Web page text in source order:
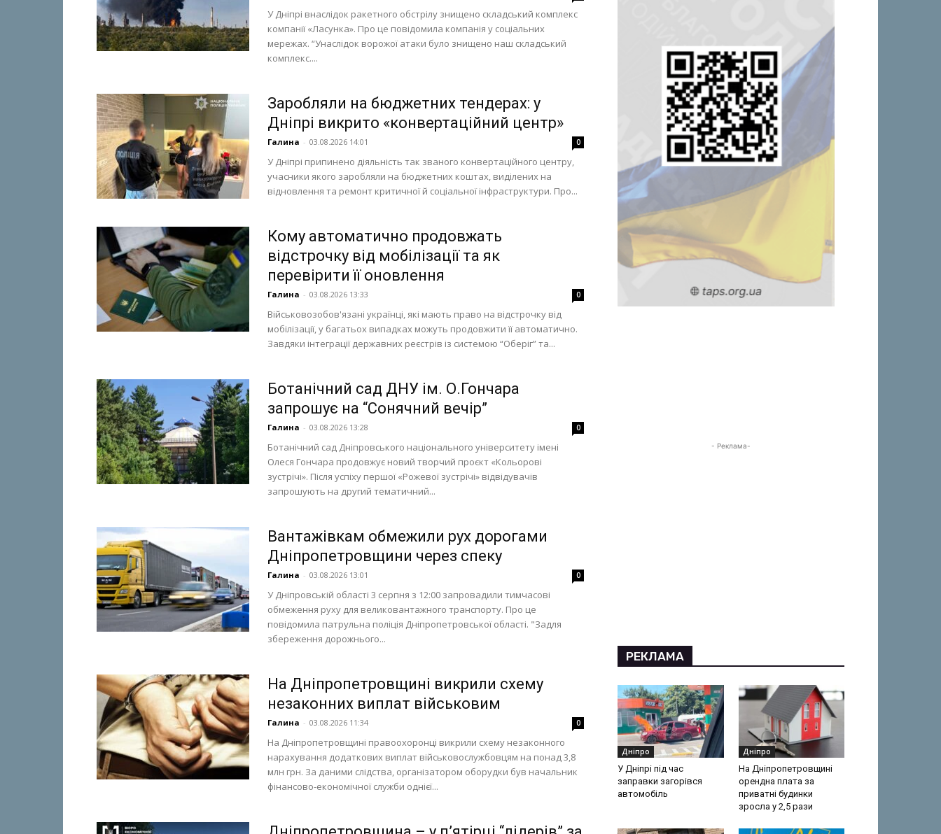
У Дніпрі внаслідок ракетного обстрілу знищено складський комплекс
компанії «Ласунка». Про це повідомила компанія у соціальних
мережах. “Унаслідок ворожої атаки було знищено наш складський
комплекс....
Заробляли на бюджетних тендерах: у
Дніпрі викрито «конвертаційний центр»
Галина - 03.08.2026 14:01 0
У Дніпрі припинено діяльність так званого конвертаційного центру,
учасники якого заробляли на бюджетних коштах, виділених на
відновлення та ремонт критичної й соціальної інфраструктури. Про...
Кому автоматично продовжать
відстрочку від мобілізації та як
перевірити її оновлення
Галина - 03.08.2026 13:33 0
Військовозобов'язані українці, які мають право на відстрочку від
мобілізації, у багатьох випадках можуть продовжити її автоматично.
Завдяки інтеграції державних реєстрів із системою “Оберіг” та...
Ботанічний сад ДНУ ім. О.Гончара
запрошує на “Сонячний вечір”
Галина - 03.08.2026 13:28 0
Ботанічний сад Дніпровського національного університету імені
Олеся Гончара продовжує новий творчий проєкт «Кольорові
зустрічі». Після успіху першої «Рожевої зустрічі» відвідувачів
запрошують на другий тематичний...
Вантажівкам обмежили рух дорогами
Дніпропетровщини через спеку
Галина - 03.08.2026 13:01 0
У Дніпровській області 3 серпня з 12:00 запровадили тимчасові
обмеження руху для великовантажного транспорту. Про це
повідомила патрульна поліція Дніпропетровської області. "Задля
збереження дорожнього...
На Дніпропетровщині викрили схему
незаконних виплат військовим
Галина - 03.08.2026 11:34 0
На Дніпропетровщині правоохоронці викрили схему незаконного
нарахування додаткових виплат військовослужбовцям на понад 3,8
млн грн. За даними слідства, організатором оборудки був начальник
фінансово-економічної служби однієї...
- Реклама-
РЕКЛАМА
Дніпро
У Дніпрі під час
заправки загорівся
автомобіль
Дніпро
На Дніпропетровщині
орендна плата за
приватні будинки
зросла у 2,5 рази